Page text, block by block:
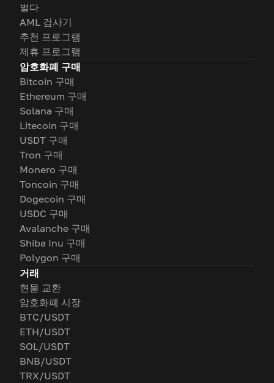
벌다
AML 검사기
추천 프로그램
제휴 프로그램
암호화폐 구매
Bitcoin 구매
Ethereum 구매
Solana 구매
Litecoin 구매
USDT 구매
Tron 구매
Monero 구매
Toncoin 구매
Dogecoin 구매
USDC 구매
Avalanche 구매
Shiba Inu 구매
Polygon 구매
거래
현물 교환
암호화폐 시장
BTC/USDT
ETH/USDT
SOL/USDT
BNB/USDT
TRX/USDT